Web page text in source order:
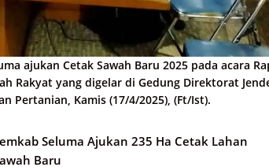
ajukan Cetak Sawah Baru 2025 pada acara
Rakyat yang digelar di Gedung Direktorat
Pertanian, Kamis (17/4/2025), (Ft/Ist).
Seluma Ajukan 235 Ha Cetak Lahan
Baru